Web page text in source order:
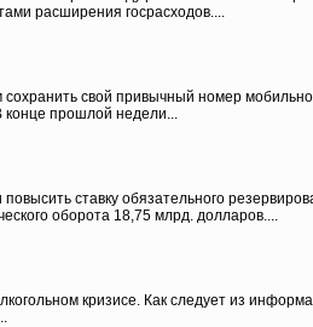
расширения госрасходов....
свой привычный номер
конце прошлой недели...
ставку обязательного
оборота 18,75 млрд. долларов....
кризисе. Как следует из